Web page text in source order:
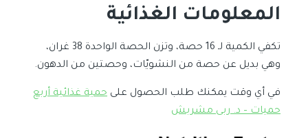
المعلومات الغذائية
تكفي الكمية لـ 16 حصة، وتزن الحصة الواحدة 38 غران،
وهي بديل عن حصة من النشويّات، وحصتين من الدهون.
في أي وقت يمكنك طلب الحصول على حمية غذائية أربع
حميات – د. ربى مشربش